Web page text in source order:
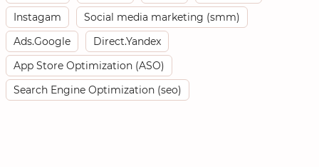
Instagam
Social media marketing (smm)
Ads.Google
Direct.Yandex
App Store Optimization (ASO)
Search Engine Optimization (seo)